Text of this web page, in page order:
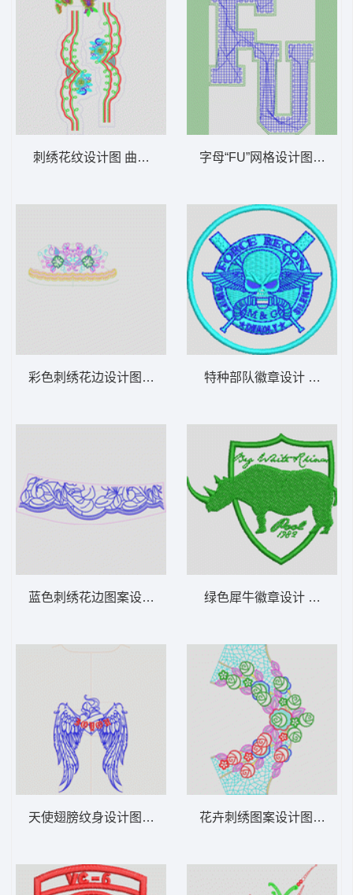
刺绣花纹设计图 曲线条
彩色刺绣花边设计图 裙边
蓝色刺绣花边图案设计图 裙边
天使翅膀纹身设计图 翅膀
字母“FU”网格设计图 毛巾
特种部队徽章设计 骷髅章
绿色犀牛徽章设计 章仔
花卉刺绣图案设计图 水溶领